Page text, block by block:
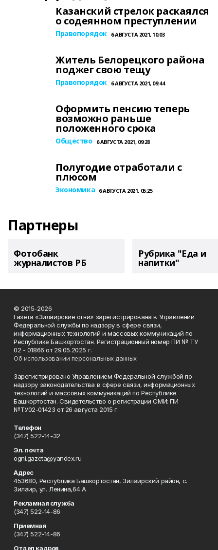
Казанский стрелок раскаялся
о содеянном преступлении
Правопорядок 6 АВГУСТА 2021, 10:03
Житель Белорецкого района
поджег свою тещу
Правопорядок 6 АВГУСТА 2021, 09:44
Оформить пенсию теперь
возможно раньше
положенного срока
Общество 6 АВГУСТА 2021, 09:28
Полугодие отработали с
плюсом
Экономика 6 АВГУСТА 2021, 05:25
Партнеры
Фотобанк
журналистов РБ
Рубрика "Еда и
напитки"
© 2015-2026
Газета «Зилаирские огни» зарегистрирована в Управлении
Федеральной службы по надзору в сфере связи,
информационных технологий и массовых коммуникаций по
Республике Башкортостан. Регистрационный номер ПИ № ТУ
02 - 01866 от 29.05.2025 г.
Об использовании персональных данных
Зарегистрировано Управлением Федеральной службой по
надзору законодательства в сфере связи, информационных
технологий и массовых коммуникаций по Республике
Башкортостан. Свидетельство о регистрации СМИ: ПИ
№ТУ02-01423 от 26 августа 2015 г.
Телефон
(347) 522-14-32
Эл. почта
ogni.gazeta@yandex.ru
Адрес
453680, Республика Башкортостан, Зилаирский район, с.
Зилаир, ул. Ленина,64 А
Рекламная служба
(347) 522-14-86
Приемная
(347) 522-14-86
Отдел кадров